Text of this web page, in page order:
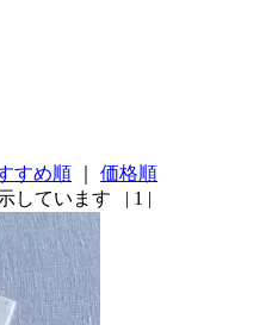
すめ順
価格順
しています | 1 |